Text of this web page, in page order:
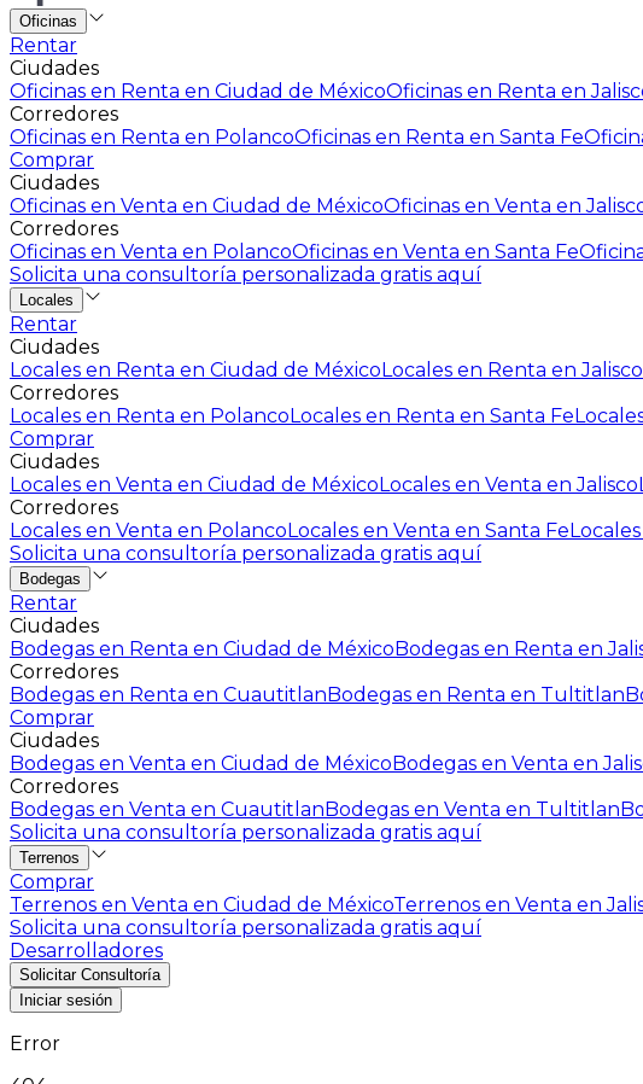
Oficinas
Rentar
Ciudades
Oficinas en Renta en Ciudad de MéxicoOficinas en Renta en
Corredores
Oficinas en Renta en PolancoOficinas en Renta en Santa Fe
Comprar
Ciudades
Oficinas en Venta en Ciudad de MéxicoOficinas en Venta en
Corredores
Oficinas en Venta en PolancoOficinas en Venta en Santa Fe
Solicita una consultoría personalizada gratis aquí
Locales
Rentar
Ciudades
Locales en Renta en Ciudad de MéxicoLocales en Renta en Jalisco
Corredores
Locales en Renta en PolancoLocales en Renta en Santa Fe
Comprar
Ciudades
Locales en Venta en Ciudad de MéxicoLocales en Venta en Jalisco
Corredores
Locales en Venta en PolancoLocales en Venta en Santa Fe
Solicita una consultoría personalizada gratis aquí
Bodegas
Rentar
Ciudades
Bodegas en Renta en Ciudad de MéxicoBodegas en Renta en
Corredores
Bodegas en Renta en CuautitlanBodegas en Renta en Tultitlan
Comprar
Ciudades
Bodegas en Venta en Ciudad de MéxicoBodegas en Venta en
Corredores
Bodegas en Venta en CuautitlanBodegas en Venta en Tultitlan
Solicita una consultoría personalizada gratis aquí
Terrenos
Comprar
Terrenos en Venta en Ciudad de MéxicoTerrenos en Venta en
Solicita una consultoría personalizada gratis aquí
Desarrolladores
Solicitar Consultoría
Iniciar sesión
Error